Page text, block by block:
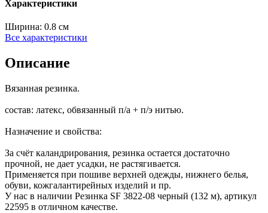
Характеристики
Ширина: 0.8 см
Все характеристики
Описание
Вязанная резинка.
состав: латекс, обвязанный п/а + п/э нитью.
Назначение и свойства:
За счёт каландрирования, резинка остается достаточно
прочной, не дает усадки, не растягивается.
Применяется при пошиве верхней одежды, нижнего белья,
обуви, кожгалантирейных изделий и пр.
У нас в наличии Резинка SF 3822-08 черный (132 м), артикул
22595 в отличном качестве.